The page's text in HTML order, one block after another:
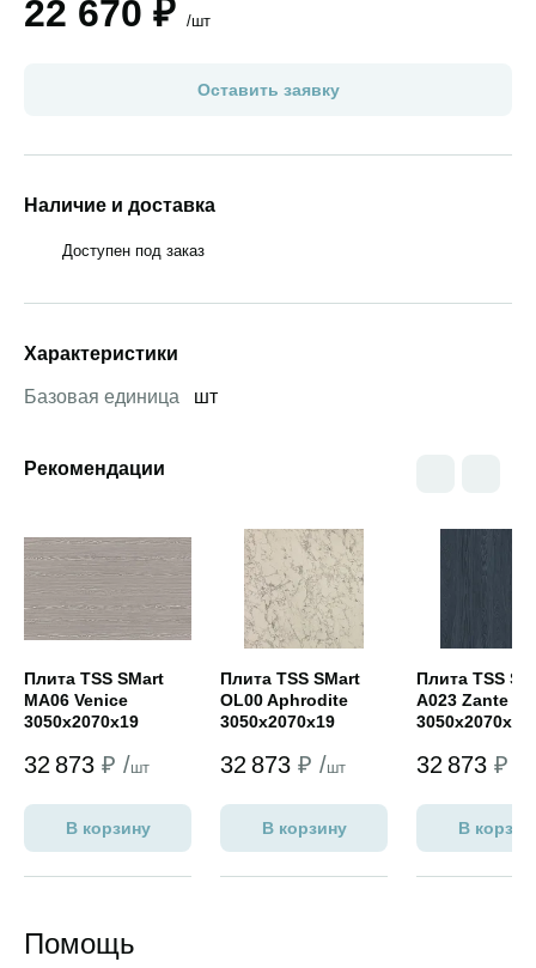
22 670 ₽ /шт
Оставить заявку
Наличие и доставка
Доступен под заказ
Характеристики
Базовая единица шт
Рекомендации
Плита TSS SMart
MA06 Venice
3050x2070x19
32 873 ₽ /шт
В корзину
Плита TSS SMart
OL00 Aphrodite
3050x2070x19
32 873 ₽ /шт
В корзину
Плита TSS
A023 Zante
3050x2070x19
32 873 ₽ /
В
Помощь